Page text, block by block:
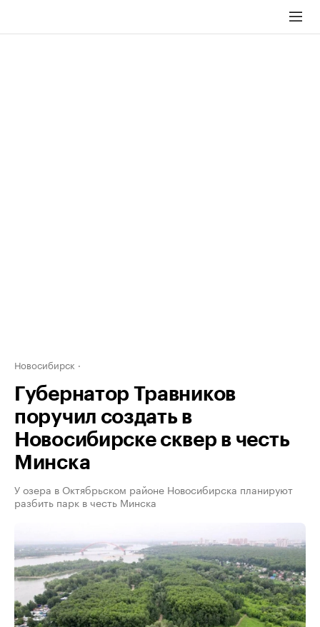
Новосибирск
Губернатор Травников
поручил создать в
Новосибирске сквер в честь
Минска
У озера в Октябрьском районе Новосибирска планируют
разбить парк в честь Минска